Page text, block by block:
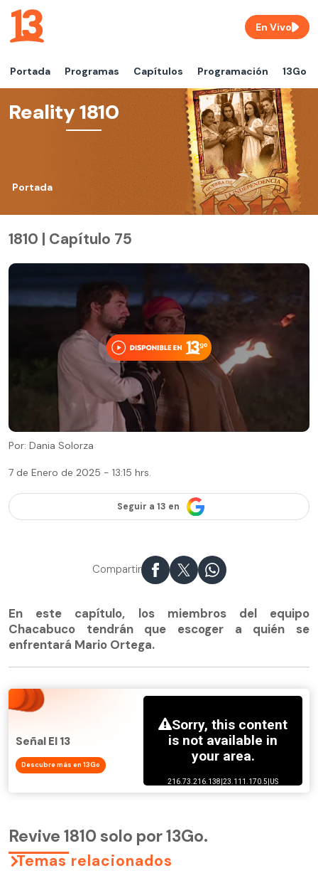
Portada Programas Capítulos Programación 13Go
En Vivo
Reality 1810
Portada
1810 | Capítulo 75
Por: Dania Solorza
7 de Enero de 2025 - 13:15 hrs.
Seguir a 13 en
Compartir
En este capítulo, los miembros del equipo
Chacabuco tendrán que escoger a quién se
enfrentará Mario Ortega.
Señal El 13
Descubre más en 13Go
Revive 1810 solo por 13Go.
Temas relacionados